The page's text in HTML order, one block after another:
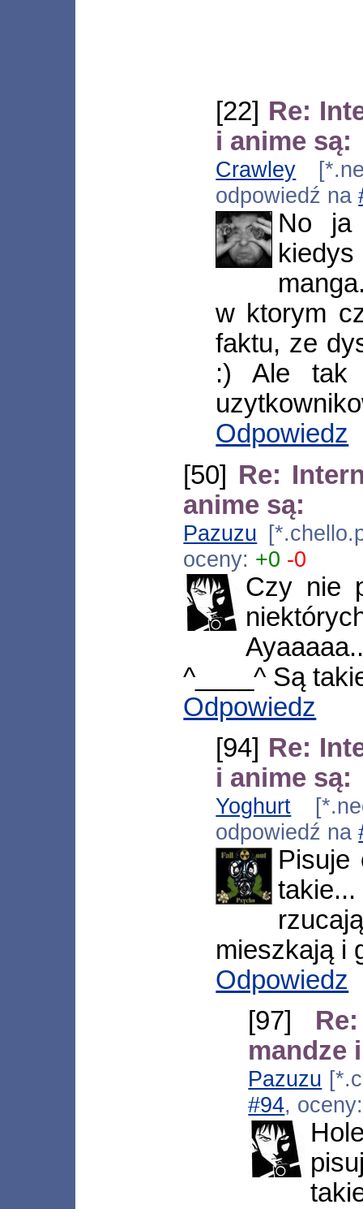
[22] Re:
i anime są:
Crawley
odpowiedź na
No ja
w ktorym
faktu, ze
:) Ale tak
Odpowiedz
[50] Re:
anime są:
Pazuzu
oceny: +0 -0
Czy nie
^____^ Są
Odpowiedz
[94] Re:
i anime są:
Yoghurt
odpowiedź na
Pisuje
mieszkają i
Odpowiedz
[97]
mandze
Pazuzu
#94,